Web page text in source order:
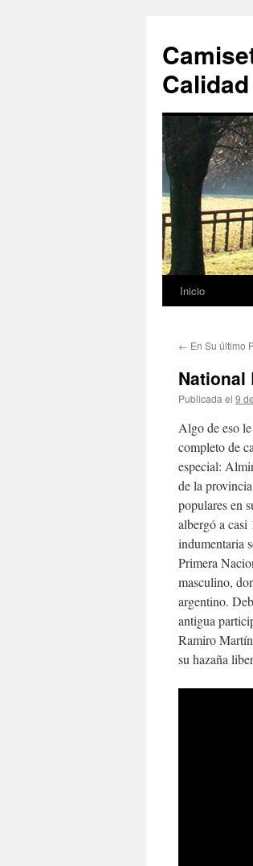
Saltar
contenido
Inicio
← En Su último
National
Publicada el 9
Algo de eso
completo de
especial:
de la
populares en
albergó a casi
indumentaria
Primera
masculino,
argentino.
antigua
Ramiro
su hazaña